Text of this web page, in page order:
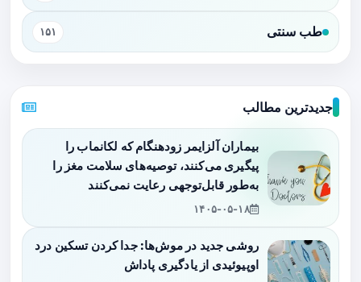
طب سنتی ۱۵۱
جدیدترین مطالب
بیماران آلزایمر زودهنگام که لکانماب را
پیگیری می‌کنند، توصیه‌های سلامت مغز را
به‌طور قابل‌توجهی رعایت نمی‌کنند
۱۴۰۵-۰۵-۱۸
روشی جدید در موش‌ها: جدا کردن تسکین درد
اوپیوئیدی از یادگیری پاداش